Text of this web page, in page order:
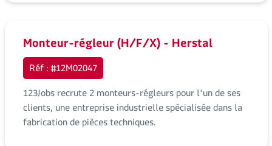
Monteur-régleur (H/F/X) - Herstal
Réf : #12M02047
123Jobs recrute 2 monteurs-régleurs pour l'un de ses
clients, une entreprise industrielle spécialisée dans la
fabrication de pièces techniques.